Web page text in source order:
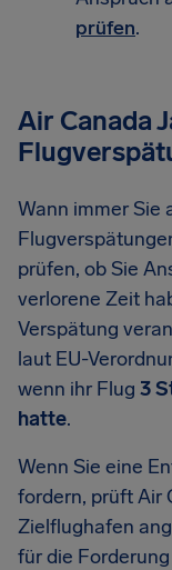
prüfen.
Air Canada
Wann immer Sie
prüfen, ob Sie
verlorene Zeit
Verspätung
laut EU-
wenn ihr Flug 3
hatte.
Wenn Sie eine
fordern, prüft Air
Zielflughafen
für die